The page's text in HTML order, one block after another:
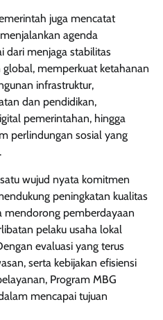
juga mencatat
agenda
dari menjaga stabilitas
memperkuat ketahanan
infrastruktur,
dan pendidikan,
pemerintahan, hingga
perlindungan sosial yang
wujud nyata komitmen
peningkatan kualitas
mendorong pemberdayaan
pelaku usaha lokal
evaluasi yang terus
serta kebijakan efisiensi
Program MBG
mencapai tujuan